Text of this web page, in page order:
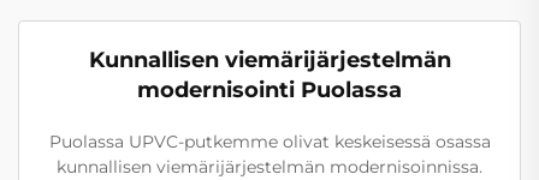
Kunnallisen viemärijärjestelmän
modernisointi Puolassa
Puolassa UPVC-putkemme olivat keskeisessä osassa
kunnallisen viemärijärjestelmän modernisoinnissa.